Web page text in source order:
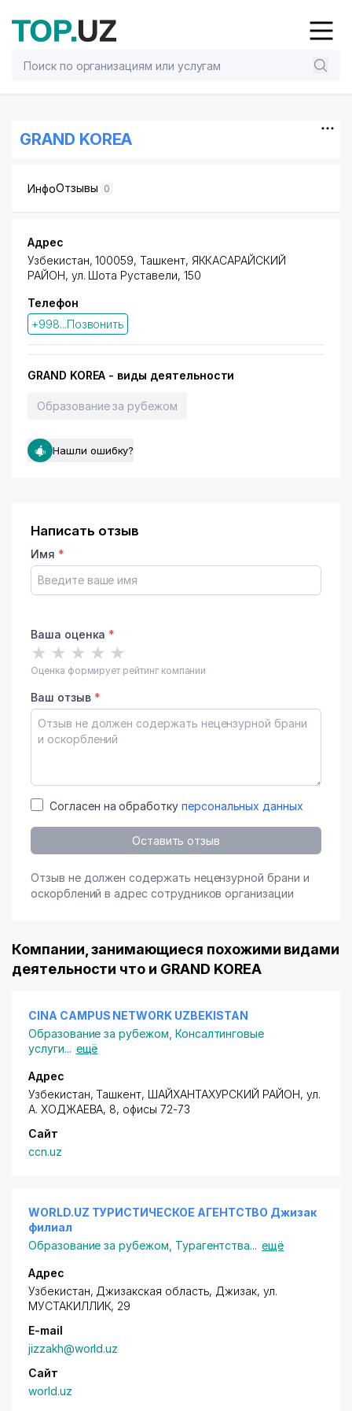
GRAND KOREA
ИнфоОтзывы 0
Адрес
Узбекистан, 100059, Ташкент, ЯККАСАРАЙСКИЙ
РАЙОН, ул. Шота Руставели, 150
Телефон
+998...Позвонить
GRAND KOREA - виды деятельности
Образование за рубежом
Нашли ошибку?
Написать отзыв
Имя *
Ваша оценка *
★ ★ ★ ★ ★
Оценка формирует рейтинг компании
Ваш отзыв *
Согласен на обработку персональных данных
Оставить отзыв
Отзыв не должен содержать нецензурной брани и
оскорблений в адрес сотрудников организации
Компании, занимающиеся похожими видами
деятельности что и GRAND KOREA
CINA CAMPUS NETWORK UZBEKISTAN
Образование за рубежом Консалтинговые
услуги... ещё
Адрес
Узбекистан, Ташкент, ШАЙХАНТАХУРСКИЙ РАЙОН, ул.
А. ХОДЖАЕВА, 8, офисы 72-73
Сайт
ccn.uz
WORLD.UZ ТУРИСТИЧЕСКОЕ АГЕНТСТВО Джизак
филиал
Образование за рубежом Турагентства... ещё
Адрес
Узбекистан, Джизакская область, Джизак, ул.
МУСТАКИЛЛИК, 29
E-mail
jizzakh@world.uz
Сайт
world.uz